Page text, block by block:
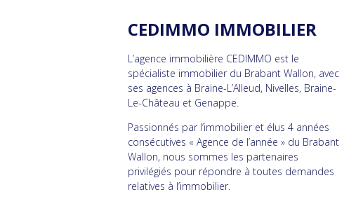
CEDIMMO IMMOBILIER
L’agence immobilière CEDIMMO est le
spécialiste immobilier du Brabant Wallon, avec
ses agences à Braine-L’Alleud, Nivelles, Braine-
Le-Château et Genappe.
Passionnés par l’immobilier et élus 4 années
consécutives « Agence de l’année » du Brabant
Wallon, nous sommes les partenaires
privilégiés pour répondre à toutes demandes
relatives à l’immobilier.